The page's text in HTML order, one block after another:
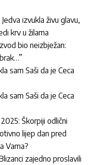
izvukla živu glavu,
krv u žilama
bio neizbježan:
sam Saši da je Ceca
sam Saši da je Ceca
Škorpiji odlični
lijep dan pred
Vama?
zajedno proslavili